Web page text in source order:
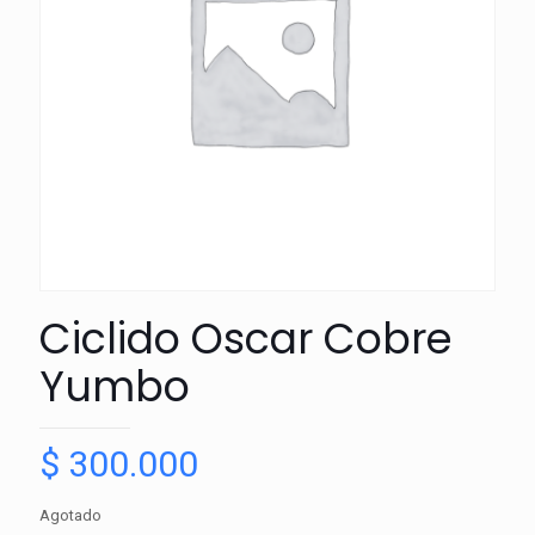
Ciclido Oscar Cobre
Yumbo
$ 300.000
Agotado